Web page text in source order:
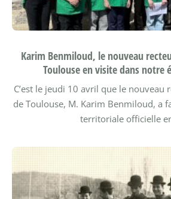
Karim Benmiloud, le nouveau
Toulouse en visite dans notre
C’est le jeudi 10 avril que le nouveau
de Toulouse, M. Karim Benmiloud, a
territoriale officielle